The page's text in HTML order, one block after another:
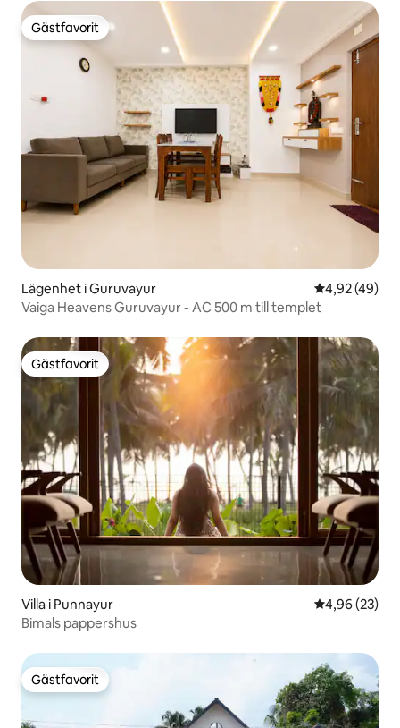
Gästfavorit
Gästfavorit
Lägenhet i Guruvayur 4,92 av 5 i
4,92 (49)
Vaiga Heavens Guruvayur - AC 500 m till templet
Gästfavorit
Gästfavorit
Villa i Punnayur 4,96 av 5 i
4,96 (23)
Bimals pappershus
Gästfavorit
Gästfavorit